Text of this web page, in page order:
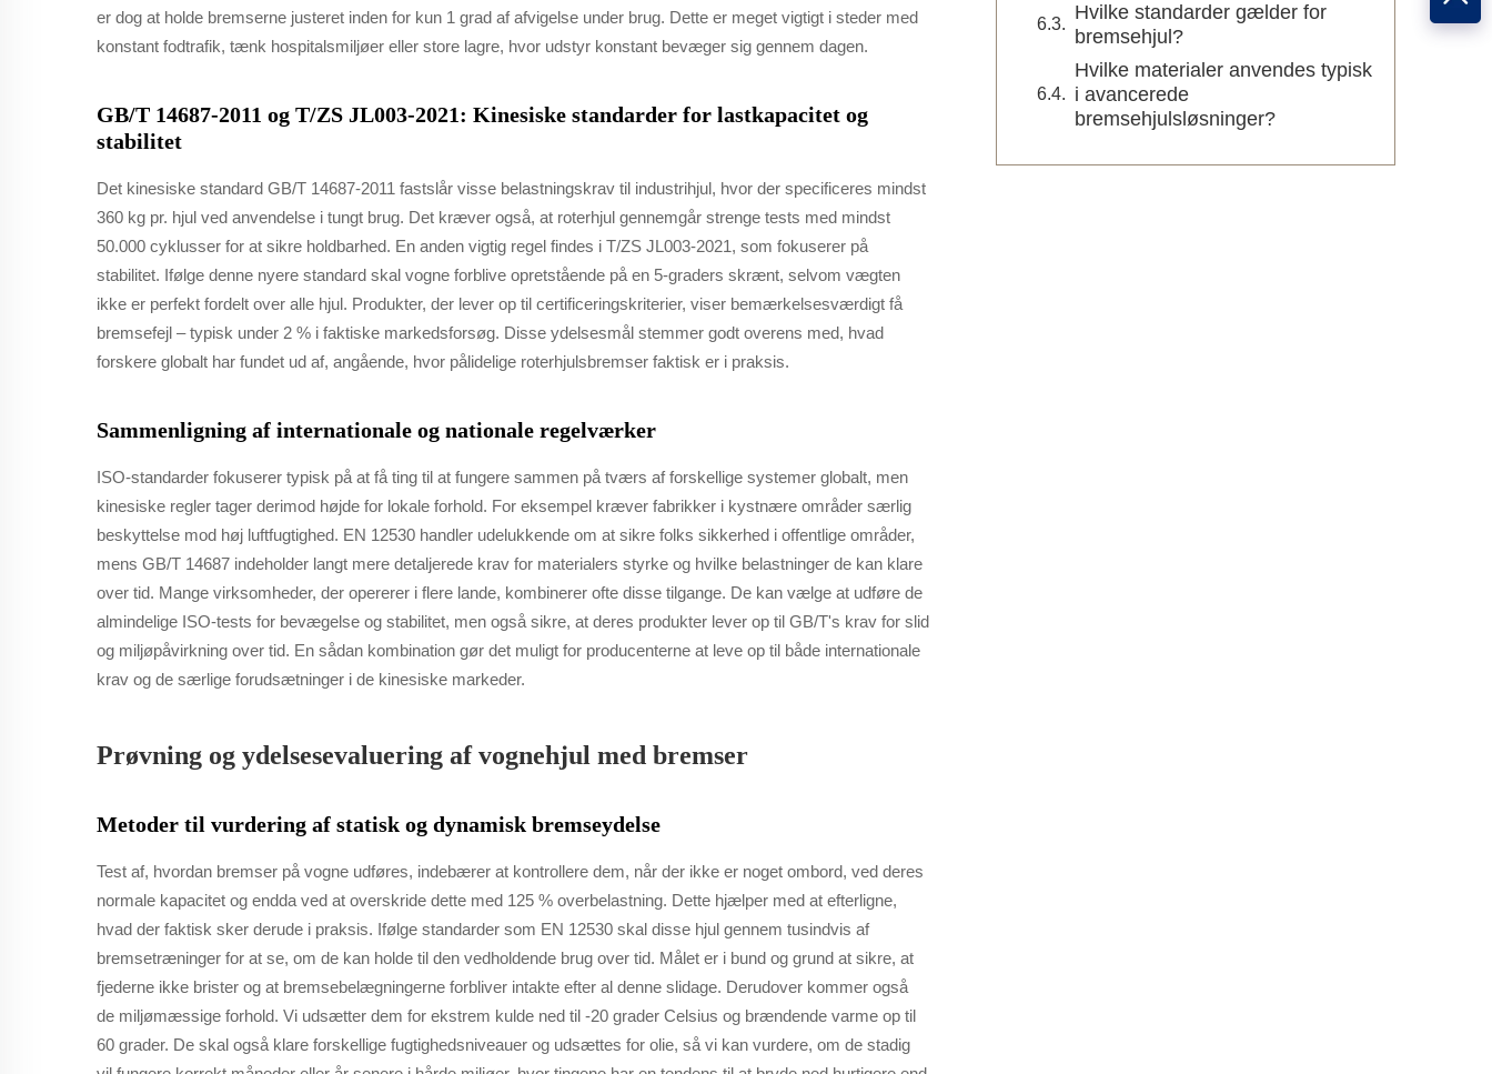
er dog at holde bremserne justeret inden for kun 1 grad af afvigelse under brug. Dette er meget vigtigt i steder med
konstant fodtrafik, tænk hospitalsmiljøer eller store lagre, hvor udstyr konstant bevæger sig gennem dagen.
GB/T 14687-2011 og T/ZS JL003-2021: Kinesiske standarder for lastkapacitet og
stabilitet
Det kinesiske standard GB/T 14687-2011 fastslår visse belastningskrav til industrihjul, hvor der specificeres mindst
360 kg pr. hjul ved anvendelse i tungt brug. Det kræver også, at roterhjul gennemgår strenge tests med mindst
50.000 cyklusser for at sikre holdbarhed. En anden vigtig regel findes i T/ZS JL003-2021, som fokuserer på
stabilitet. Ifølge denne nyere standard skal vogne forblive opretstående på en 5-graders skrænt, selvom vægten
ikke er perfekt fordelt over alle hjul. Produkter, der lever op til certificeringskriterier, viser bemærkelsesværdigt få
bremsefejl – typisk under 2 % i faktiske markedsforsøg. Disse ydelsesmål stemmer godt overens med, hvad
forskere globalt har fundet ud af, angående, hvor pålidelige roterhjulsbremser faktisk er i praksis.
Sammenligning af internationale og nationale regelværker
ISO-standarder fokuserer typisk på at få ting til at fungere sammen på tværs af forskellige systemer globalt, men
kinesiske regler tager derimod højde for lokale forhold. For eksempel kræver fabrikker i kystnære områder særlig
beskyttelse mod høj luftfugtighed. EN 12530 handler udelukkende om at sikre folks sikkerhed i offentlige områder,
mens GB/T 14687 indeholder langt mere detaljerede krav for materialers styrke og hvilke belastninger de kan klare
over tid. Mange virksomheder, der opererer i flere lande, kombinerer ofte disse tilgange. De kan vælge at udføre de
almindelige ISO-tests for bevægelse og stabilitet, men også sikre, at deres produkter lever op til GB/T's krav for slid
og miljøpåvirkning over tid. En sådan kombination gør det muligt for producenterne at leve op til både internationale
krav og de særlige forudsætninger i de kinesiske markeder.
Prøvning og ydelsesevaluering af vognehjul med bremser
Metoder til vurdering af statisk og dynamisk bremseydelse
Test af, hvordan bremser på vogne udføres, indebærer at kontrollere dem, når der ikke er noget ombord, ved deres
normale kapacitet og endda ved at overskride dette med 125 % overbelastning. Dette hjælper med at efterligne,
hvad der faktisk sker derude i praksis. Ifølge standarder som EN 12530 skal disse hjul gennem tusindvis af
bremsetræninger for at se, om de kan holde til den vedholdende brug over tid. Målet er i bund og grund at sikre, at
fjederne ikke brister og at bremsebelægningerne forbliver intakte efter al denne slidage. Derudover kommer også
de miljømæssige forhold. Vi udsætter dem for ekstrem kulde ned til -20 grader Celsius og brændende varme op til
60 grader. De skal også klare forskellige fugtighedsniveauer og udsættes for olie, så vi kan vurdere, om de stadig
Hvilke standarder gælder for
bremsehjul?
Hvilke materialer anvendes typisk
i avancerede
bremsehjulsløsninger?